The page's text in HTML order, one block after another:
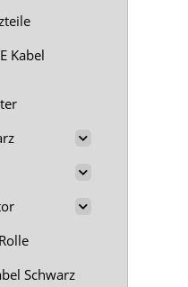
Kabel
Schwarz